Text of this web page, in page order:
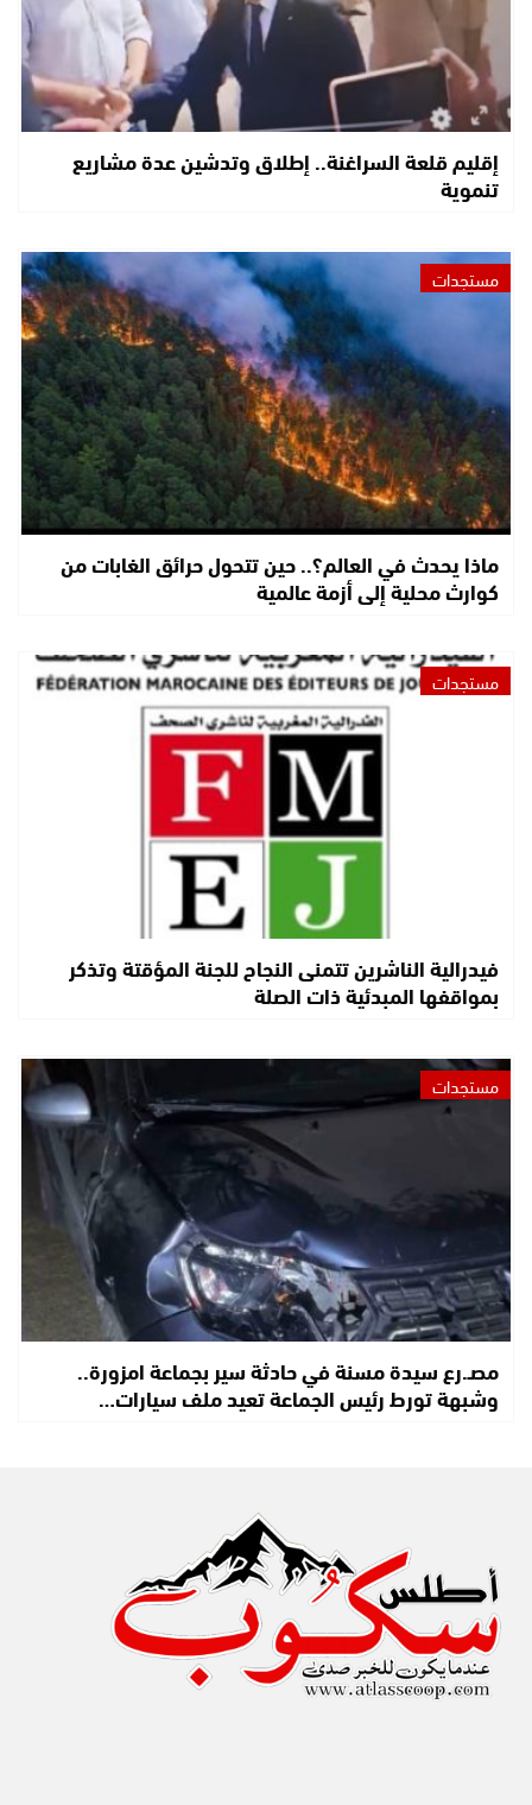
إقليم قلعة السراغنة.. إطلاق وتدشين عدة مشاريع
تنموية
مستجدات
ماذا يحدث في العالم؟.. حين تتحول حرائق الغابات من
كوارث محلية إلى أزمة عالمية
مستجدات
فيدرالية الناشرين تتمنى النجاح للجنة المؤقتة وتذكر
بمواقفها المبدئية ذات الصلة
مستجدات
مصـ.رع سيدة مسنة في حادثة سير بجماعة امزورة..
وشبهة تورط رئيس الجماعة تعيد ملف سيارات…